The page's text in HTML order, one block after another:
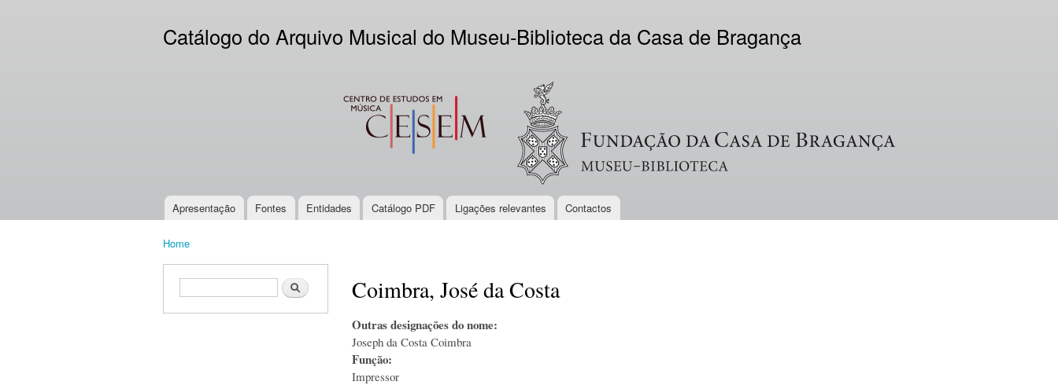
content
Catálogo do Arquivo Musical do Museu-Biblioteca da Casa de Bragança
CESEM Logo VV
Main menu
Apresentação Fontes Entidades Catálogo PDF Ligações relevantes Contactos
Home
Search form Search Coimbra, José da Costa
Outras designações do nome:
Joseph da Costa Coimbra
Função:
Impressor